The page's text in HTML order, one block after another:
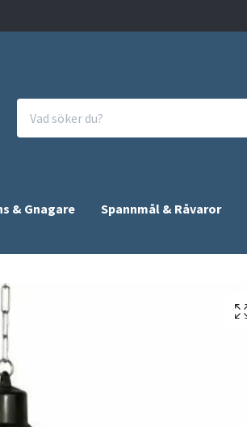
& Gnagare Spannmål & Råvaror